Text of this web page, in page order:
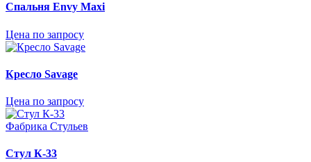
Спальня Envy Maxi
Цена по запросу
Кресло Savage
Цена по запросу
Фабрика Стульев
Стул К-33